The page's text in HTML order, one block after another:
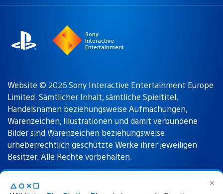
✕
△○✕☐
Sony
Interactive
Entertainment
Website © 2026 Sony Interactive Entertainment Europe
Limited. Sämtlicher Inhalt, sämtliche Spieltitel,
Handelsnamen beziehungsweise Aufmachungen,
Warenzeichen, Illustrationen und damit verbundene
Bilder sind Warenzeichen beziehungsweise
urheberrechtlich geschützte Werke ihrer jeweiligen
Besitzer. Alle Rechte vorbehalten.